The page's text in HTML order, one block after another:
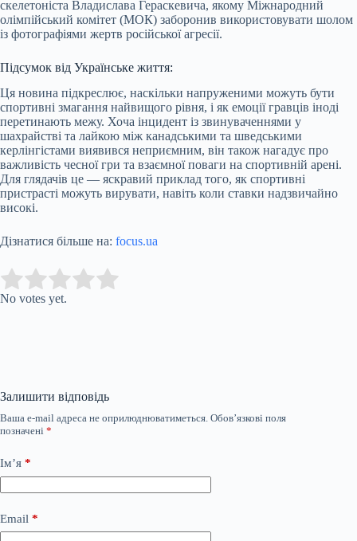
скелетоніста Владислава Гераскевича, якому Міжнародний
олімпійський комітет (МОК) заборонив використовувати шолом
із фотографіями жертв російської агресії.
Підсумок від Українське життя:
Ця новина підкреслює, наскільки напруженими можуть бути
спортивні змагання найвищого рівня, і як емоції гравців іноді
перетинають межу. Хоча інцидент із звинуваченнями у
шахрайстві та лайкою між канадськими та шведськими
керлінгістами виявився неприємним, він також нагадує про
важливість чесної гри та взаємної поваги на спортивній арені.
Для глядачів це — яскравий приклад того, як спортивні
пристрасті можуть вирувати, навіть коли ставки надзвичайно
високі.
Дізнатися більше на: focus.ua
Rate this item:
No votes yet.
Залишити відповідь
Ваша e-mail адреса не оприлюднюватиметься. Обов’язкові поля
позначені *
Ім’я *
Email *